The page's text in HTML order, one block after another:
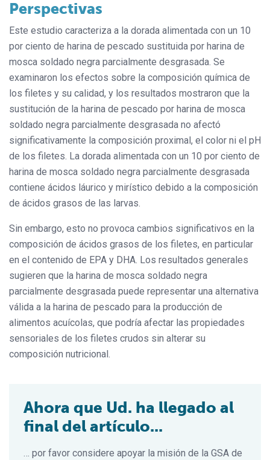
Perspectivas
Este estudio caracteriza a la dorada alimentada con un 10
por ciento de harina de pescado sustituida por harina de
mosca soldado negra parcialmente desgrasada. Se
examinaron los efectos sobre la composición química de
los filetes y su calidad, y los resultados mostraron que la
sustitución de la harina de pescado por harina de mosca
soldado negra parcialmente desgrasada no afectó
significativamente la composición proximal, el color ni el pH
de los filetes. La dorada alimentada con un 10 por ciento de
harina de mosca soldado negra parcialmente desgrasada
contiene ácidos láurico y mirístico debido a la composición
de ácidos grasos de las larvas.
Sin embargo, esto no provoca cambios significativos en la
composición de ácidos grasos de los filetes, en particular
en el contenido de EPA y DHA. Los resultados generales
sugieren que la harina de mosca soldado negra
parcialmente desgrasada puede representar una alternativa
válida a la harina de pescado para la producción de
alimentos acuícolas, que podría afectar las propiedades
sensoriales de los filetes crudos sin alterar su
composición nutricional.
Ahora que Ud. ha llegado al
final del artículo...
… por favor considere apoyar la misión de la GSA de